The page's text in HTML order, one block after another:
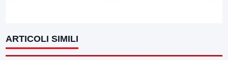
ARTICOLI SIMILI